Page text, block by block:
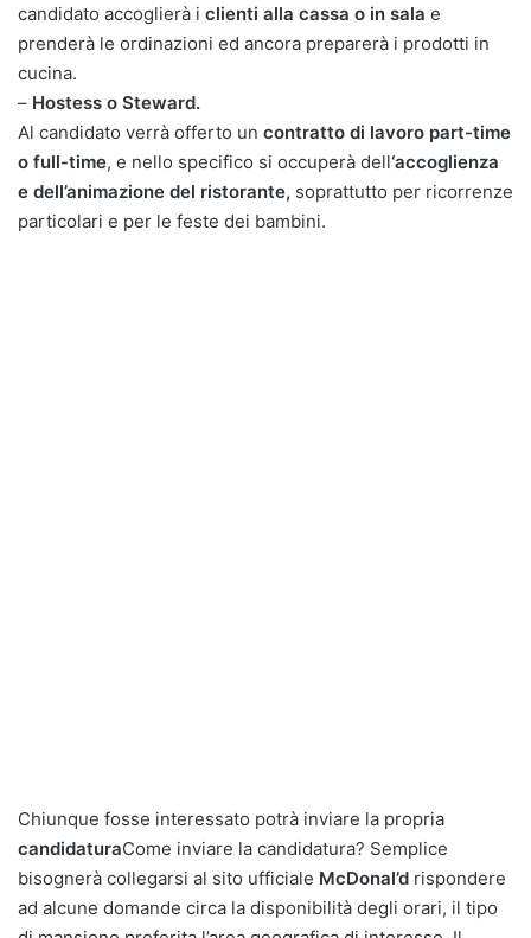
candidato accoglierà i clienti alla cassa o in sala e
prenderà le ordinazioni ed ancora preparerà i prodotti in
cucina.
– Hostess o Steward.
Al candidato verrà offerto un contratto di lavoro part-time
o full-time, e nello specifico si occuperà dell‘accoglienza
e dell’animazione del ristorante, soprattutto per ricorrenze
particolari e per le feste dei bambini.
Chiunque fosse interessato potrà inviare la propria
candidaturaCome inviare la candidatura? Semplice
bisognerà collegarsi al sito ufficiale McDonal’d rispondere
ad alcune domande circa la disponibilità degli orari, il tipo